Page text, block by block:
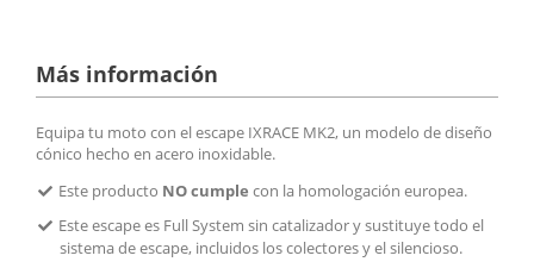
Más información
Equipa tu moto con el escape IXRACE MK2, un modelo de diseño
cónico hecho en acero inoxidable.
Este producto NO cumple con la homologación europea.
Este escape es Full System sin catalizador y sustituye todo el
sistema de escape, incluidos los colectores y el silencioso.